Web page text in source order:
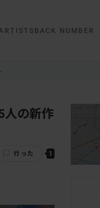
BACK NUMBER
人の新作
行った 1